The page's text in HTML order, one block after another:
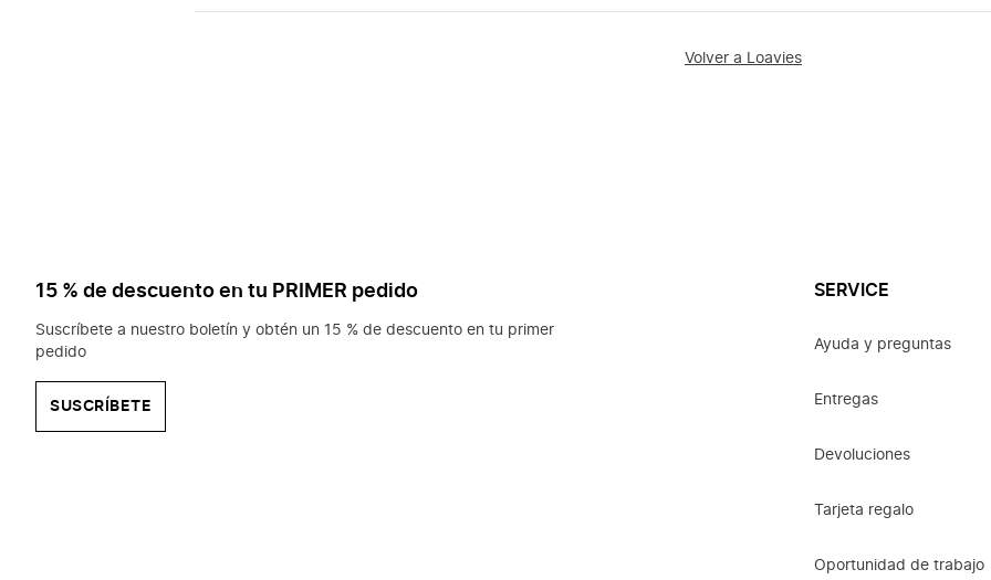
¿Qué
Volver a Loavies
15 % de descuento en tu PRIMER pedido
Suscríbete a nuestro boletín y obtén un 15 % de descuento en tu primer
pedido
SUSCRÍBETE
SERVICE
Ayuda y preguntas
Entregas
Devoluciones
Tarjeta regalo
Oportunidad de trabajo